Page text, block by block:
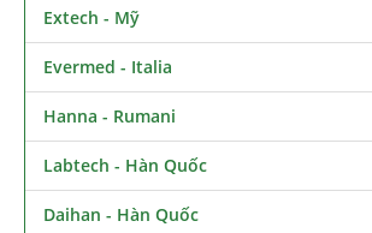
Extech - Mỹ
Evermed - Italia
Hanna - Rumani
Labtech - Hàn Quốc
Daihan - Hàn Quốc